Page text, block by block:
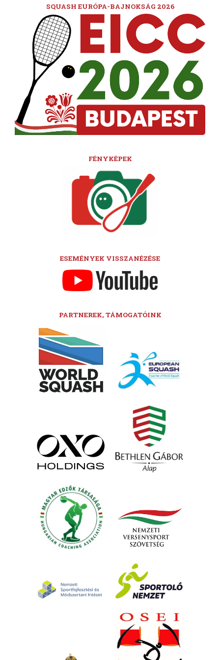
SQUASH EURÓPA-BAJNOKSÁG 2026
FÉNYKÉPEK
ESEMÉNYEK VISSZANÉZÉSE
PARTNEREK, TÁMOGATÓINK